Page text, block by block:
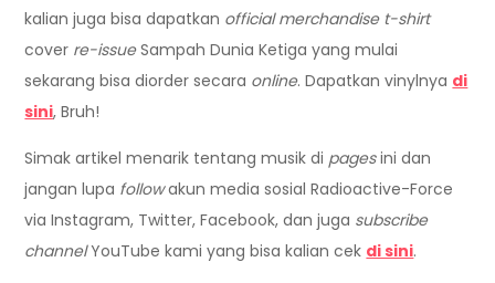
kalian juga bisa dapatkan official merchandise t-shirt
cover re-issueSampah Dunia Ketiga yang mulai
sekarang bisa diorder secara online. Dapatkan vinylnya di
sini, Bruh!
Simak artikel menarik tentang musik di pagesini dan
jangan lupa followakun media sosial Radioactive-Force
via Instagram, Twitter, Facebook, dan juga subscribe
channelYouTube kami yang bisa kalian cek di sini.